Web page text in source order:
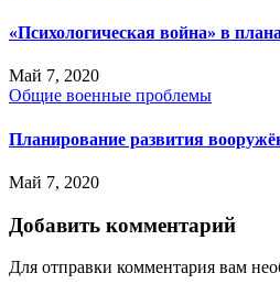
«Психологическая война» в
Май 7, 2020
Общие военные проблемы
Планирование развития
Май 7, 2020
Добавить комментарий
Для отправки комментария вам